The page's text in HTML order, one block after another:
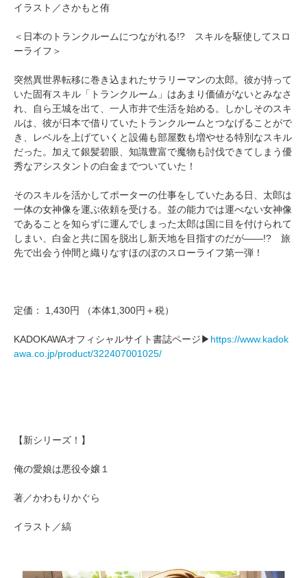
イラスト／さかもと侑
＜日本のトランクルームにつながれる!? スキルを駆使してスロ
ーライフ＞
突然異世界転移に巻き込まれたサラリーマンの太郎。彼が持って
いた固有スキル「トランクルーム」はあまり価値がないとみなさ
れ、自ら王城を出て、一人市井で生活を始める。しかしそのスキ
ルは、彼が日本で借りていたトランクルームとつなげることがで
き、レベルを上げていくと設備も部屋数も増やせる特別なスキル
だった。加えて銀髪碧眼、知識豊富で魔物も討伐できてしまう優
秀なアシスタントの白金までついていた！
そのスキルを活かしてポーターの仕事をしていたある日、太郎は
一体の女神像を運ぶ依頼を受ける。並の能力では運べない女神像
であることを知らずに運んでしまった太郎は国に目を付けられて
しまい、白金と共に国を脱出し新天地を目指すのだが――!? 旅
先で出会う仲間と織りなすほのぼのスローライフ第一弾！
定価： 1,430円 （本体1,300円＋税）
KADOKAWAオフィシャルサイト書誌ページ▶ https://www.kadok
awa.co.jp/product/322407001025/
【新シリーズ！】
俺の愛娘は悪役令嬢１
著／かわもりかぐら
イラスト／縞